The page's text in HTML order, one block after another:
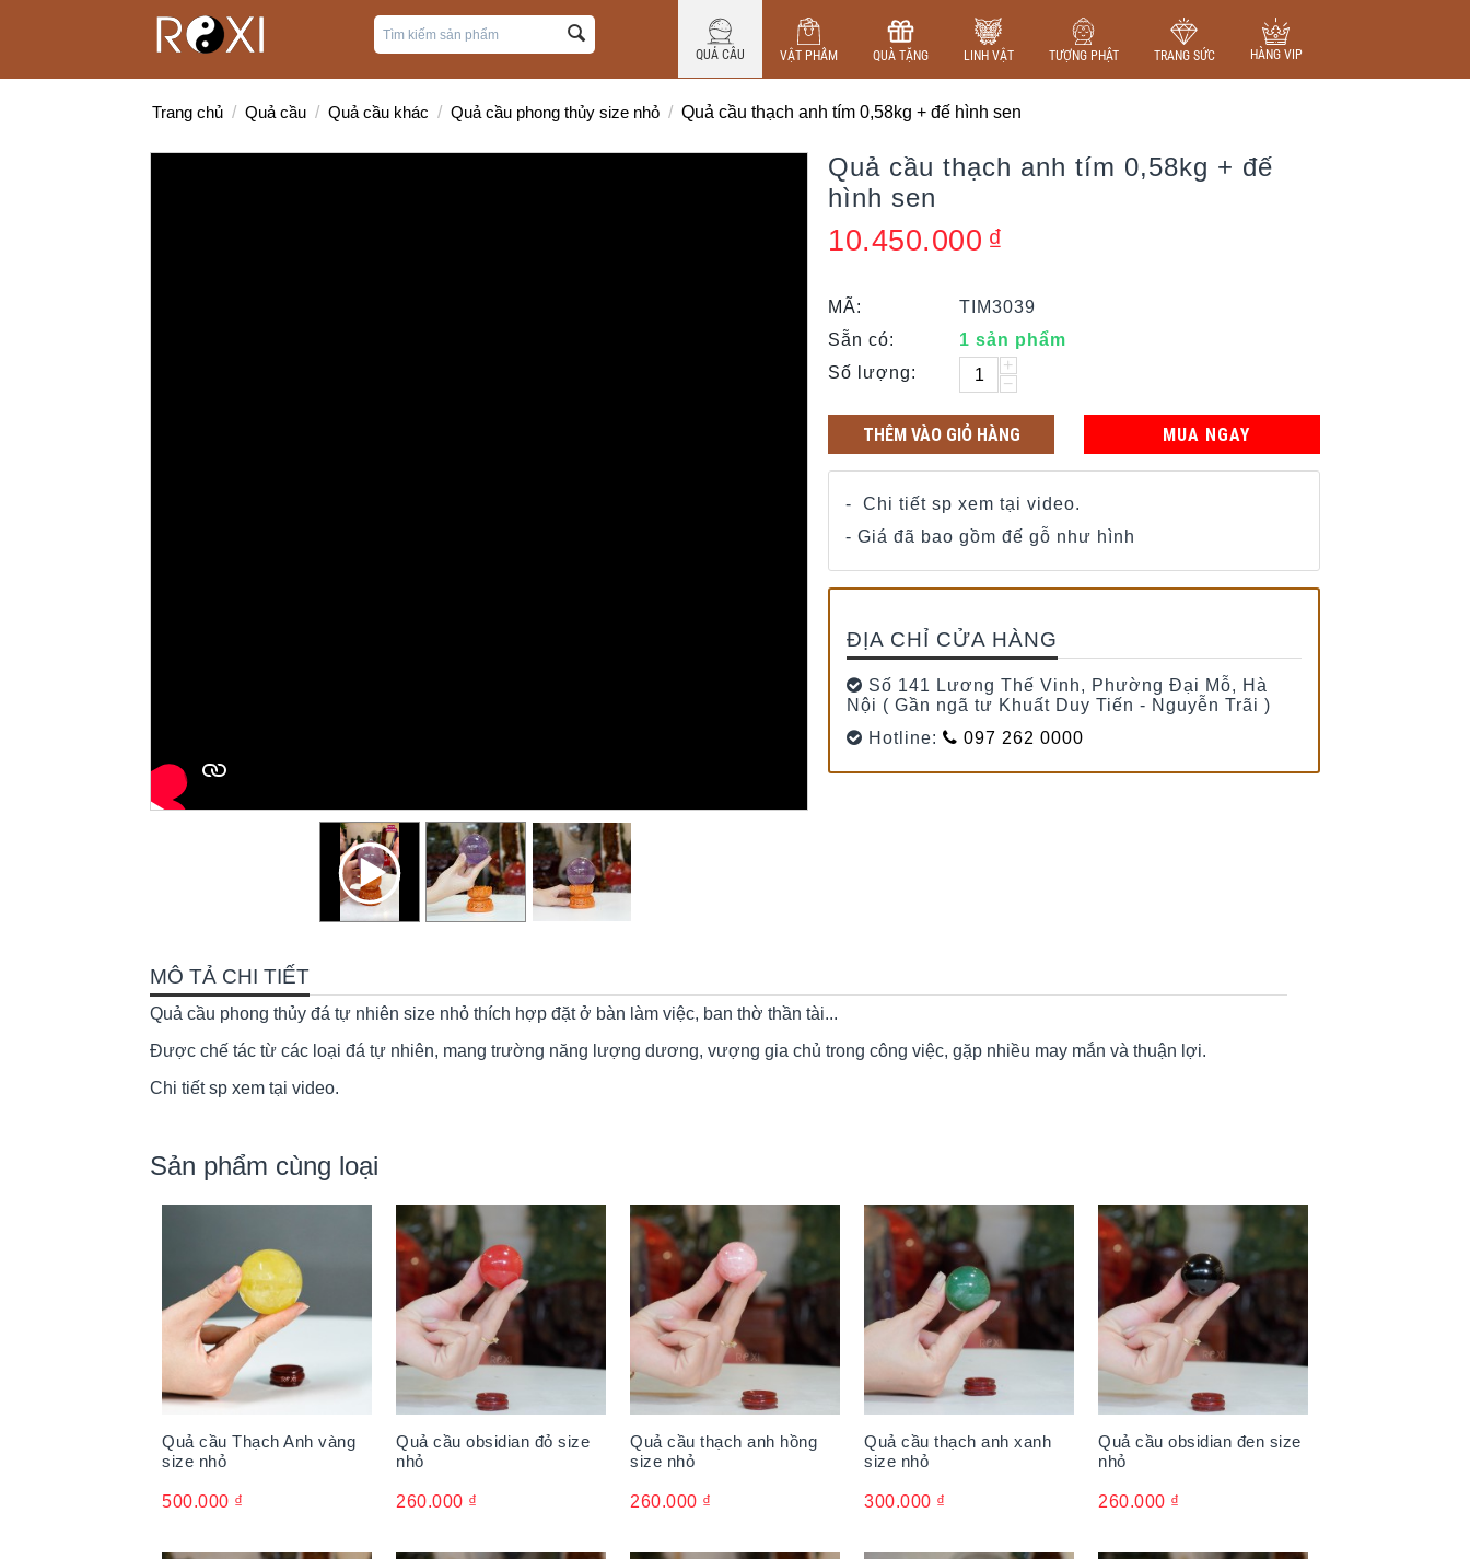
QUẢ CẦU VẬT PHẨM QUÀ TẶNG LINH VẬT TƯỢNG PHẬT TRANG SỨC HÀNG VIP
Trang chủ / Quả cầu / Quả cầu khác / Quả cầu phong thủy size nhỏ / Quả cầu thạch anh tím 0,58kg + đế hình sen
Quả cầu thạch anh tím 0,58kg + đế
hình sen
10.450.000 ₫
MÃ:
TIM3039
Sẵn có:
1 sản phẩm
Số lượng:
+
−
THÊM VÀO GIỎ HÀNG MUA NGAY
- Chi tiết sp xem tại video.
- Giá đã bao gồm đế gỗ như hình
ĐỊA CHỈ CỬA HÀNG
Số 141 Lương Thế Vinh, Phường Đại Mỗ, Hà
Nội ( Gần ngã tư Khuất Duy Tiến - Nguyễn Trãi )
Hotline:
097 262 0000
MÔ TẢ CHI TIẾT
Quả cầu phong thủy đá tự nhiên size nhỏ thích hợp đặt ở bàn làm việc, ban thờ thần tài...
Được chế tác từ các loại đá tự nhiên, mang trường năng lượng dương, vượng gia chủ trong công việc, gặp nhiều may mắn và thuận lợi.
Chi tiết sp xem tại video.
Sản phẩm cùng loại
Quả cầu Thạch Anh vàng
size nhỏ
500.000 ₫
Quả cầu obsidian đỏ size
nhỏ
260.000 ₫
Quả cầu thạch anh hồng
size nhỏ
260.000 ₫
Quả cầu thạch anh xanh
size nhỏ
300.000 ₫
Quả cầu obsidian đen size
nhỏ
260.000 ₫